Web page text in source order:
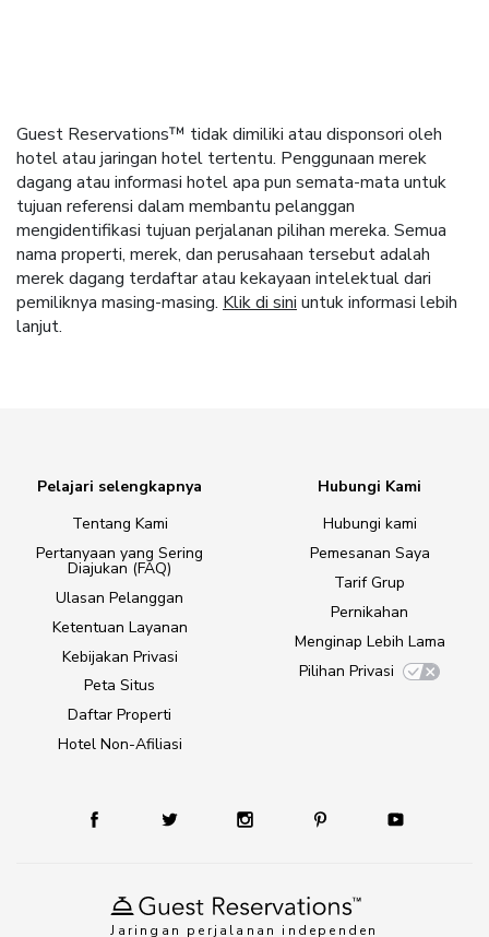
Guest Reservations™ tidak dimiliki atau disponsori oleh
hotel atau jaringan hotel tertentu. Penggunaan merek
dagang atau informasi hotel apa pun semata-mata untuk
tujuan referensi dalam membantu pelanggan
mengidentifikasi tujuan perjalanan pilihan mereka. Semua
nama properti, merek, dan perusahaan tersebut adalah
merek dagang terdaftar atau kekayaan intelektual dari
pemiliknya masing-masing. Klik di sini untuk informasi lebih
lanjut.
Jaringan perjalanan independen
Pelajari selengkapnya
Tentang Kami
Pertanyaan yang Sering
Diajukan (FAQ)
Ulasan Pelanggan
Ketentuan Layanan
Kebijakan Privasi
Peta Situs
Daftar Properti
Hotel Non-Afiliasi
Hubungi Kami
Hubungi kami
Pemesanan Saya
Tarif Grup
Pernikahan
Menginap Lebih Lama
Pilihan Privasi